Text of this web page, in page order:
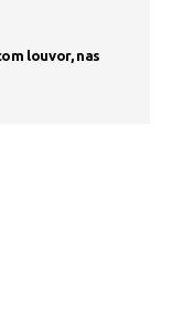
louvor, nas